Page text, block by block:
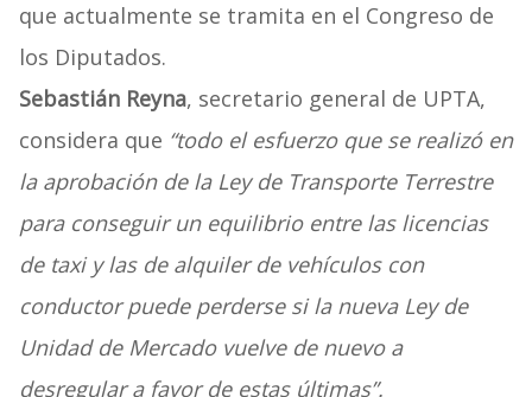
que actualmente se tramita en el Congreso de
los Diputados.
Sebastián Reyna, secretario general de UPTA,
considera que “todo el esfuerzo que se realizó en
la aprobación de la Ley de Transporte Terrestre
para conseguir un equilibrio entre las licencias
de taxi y las de alquiler de vehículos con
conductor puede perderse si la nueva Ley de
Unidad de Mercado vuelve de nuevo a
desregular a favor de estas últimas”.